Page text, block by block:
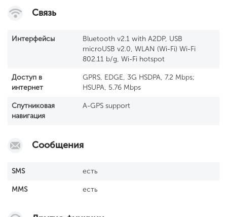
Связь
Интерфейсы
Bluetooth v2.1 with A2DP, USB
microUSB v2.0, WLAN (Wi-Fi) Wi-Fi
802.11 b/g, Wi-Fi hotspot
Доступ в
интернет
GPRS, EDGE, 3G HSDPA, 7.2 Mbps;
HSUPA, 5.76 Mbps
Спутниковая
навигация
A-GPS support
Сообщения
SМS есть
MMS есть